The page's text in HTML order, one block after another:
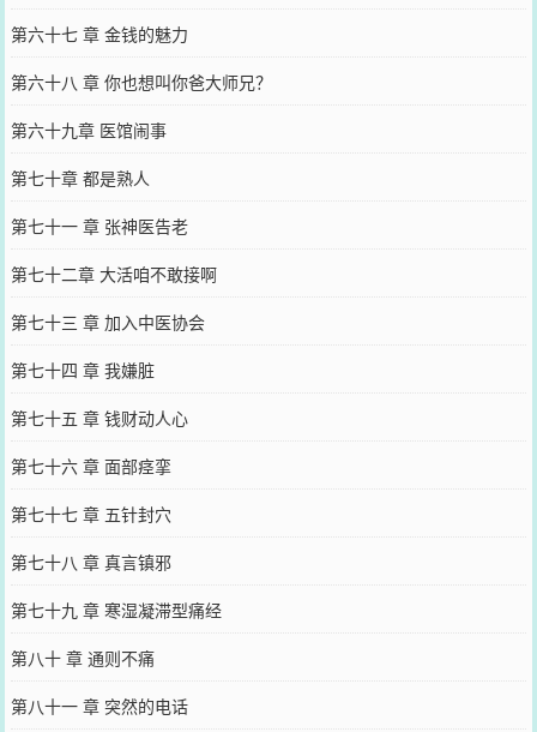
第六十七 章 金钱的魅力
第六十八 章 你也想叫你爸大师兄？
第六十九章 医馆闹事
第七十章 都是熟人
第七十一 章 张神医告老
第七十二章 大活咱不敢接啊
第七十三 章 加入中医协会
第七十四 章 我嫌脏
第七十五 章 钱财动人心
第七十六 章 面部痉挛
第七十七 章 五针封穴
第七十八 章 真言镇邪
第七十九 章 寒湿凝滞型痛经
第八十 章 通则不痛
第八十一 章 突然的电话